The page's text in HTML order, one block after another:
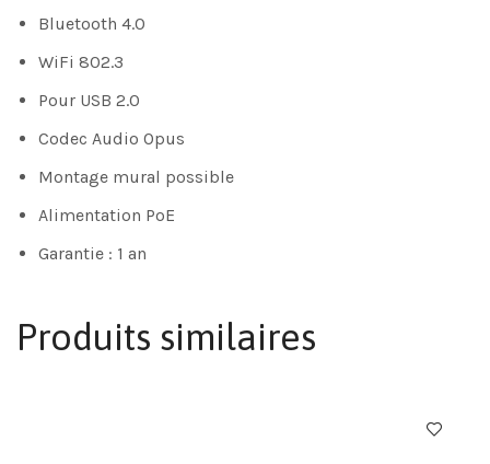
Bluetooth 4.0
WiFi 802.3
Pour USB 2.0
Codec Audio Opus
Montage mural possible
Alimentation PoE
Garantie : 1 an
Produits similaires